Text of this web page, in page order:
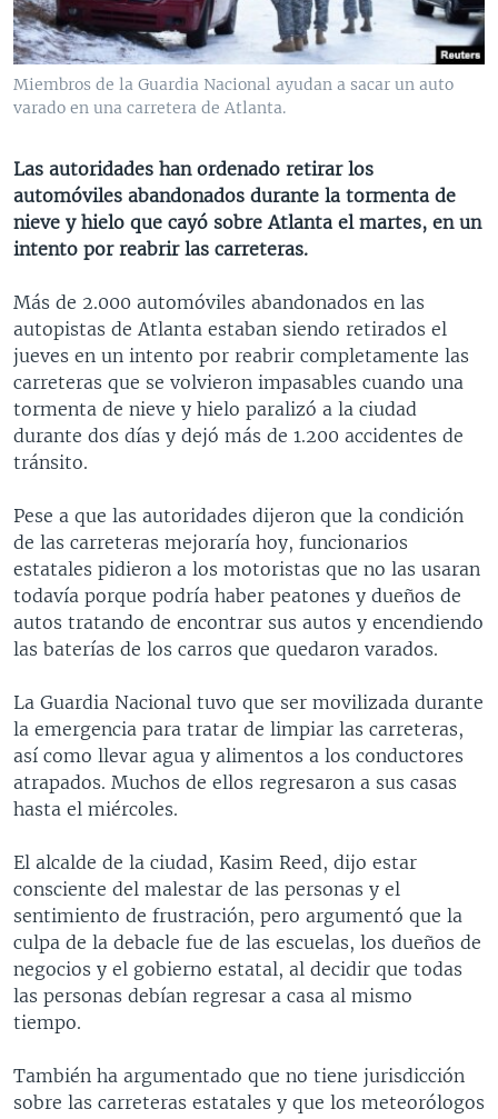
VENEZUELA
BRASIL
NICARAGUA
ECONOMÍA
ENTRETENIMIENTO Y CULTURA
TECNOLOGÍA
CIENCIA Y SALUD
MULTIMEDIA
VIDEOS
FOTOGRAFÍA
PROGRAMAS TV
EL MUNDO AL DÍA
VISIÓN 360
LAS CLAVES
PANORAMA
RADIO
AUDIONOTICIAS
BUENOS DÍAS AMÉRICA
ESTADOS UNIDOS AL DÍA
EL MUNDO AL DÍA [RADIO]
FORO [RADIO]
DEPORTIVO INTERNACIONAL
NOTA ECONÓMICA
ENTRETENIMIENTO
DOCUMENTALES DE LA VOA
Learning English
SÍGANOS
Idiomas
Miembros de la Guardia Nacional ayudan a sacar un auto
varado en una carretera de Atlanta.
Las autoridades han ordenado retirar los
automóviles abandonados durante la tormenta de
nieve y hielo que cayó sobre Atlanta el martes, en un
intento por reabrir las carreteras.
Más de 2.000 automóviles abandonados en las
autopistas de Atlanta estaban siendo retirados el
jueves en un intento por reabrir completamente las
carreteras que se volvieron impasables cuando una
tormenta de nieve y hielo paralizó a la ciudad
durante dos días y dejó más de 1.200 accidentes de
tránsito.
Pese a que las autoridades dijeron que la condición
de las carreteras mejoraría hoy, funcionarios
estatales pidieron a los motoristas que no las usaran
todavía porque podría haber peatones y dueños de
autos tratando de encontrar sus autos y encendiendo
las baterías de los carros que quedaron varados.
La Guardia Nacional tuvo que ser movilizada durante
la emergencia para tratar de limpiar las carreteras,
así como llevar agua y alimentos a los conductores
atrapados. Muchos de ellos regresaron a sus casas
hasta el miércoles.
El alcalde de la ciudad, Kasim Reed, dijo estar
consciente del malestar de las personas y el
sentimiento de frustración, pero argumentó que la
culpa de la debacle fue de las escuelas, los dueños de
negocios y el gobierno estatal, al decidir que todas
las personas debían regresar a casa al mismo
tiempo.
También ha argumentado que no tiene jurisdicción
sobre las carreteras estatales y que los meteorólogos